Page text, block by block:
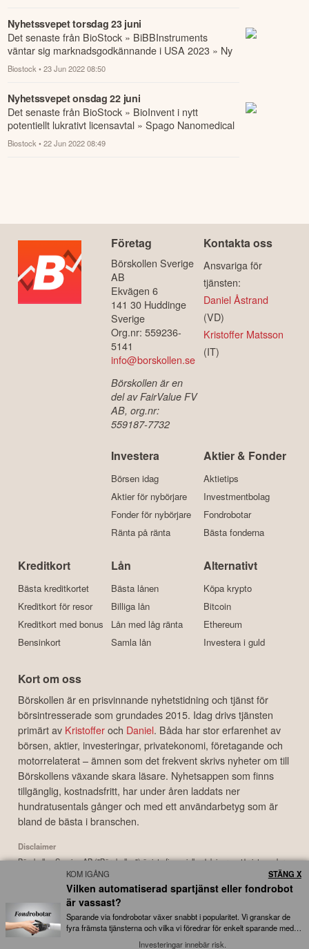
Nyhetssvepet torsdag 23 juni
Det senaste från BioStock » BiBBInstruments
väntar sig marknadsgodkännande i USA 2023 » Ny
ledning i Cyxone » BioInvent i nytt potentiellt ...
Biostock • 23 Jun 2022 08:50
Nyhetssvepet onsdag 22 juni
Det senaste från BioStock » BioInvent i nytt
potentiellt lukrativt licensavtal » Spago Nanomedical
tar kliv med kapitalinjektion » CombiGen...
Biostock • 22 Jun 2022 08:49
Företag
Börskollen Sverige
AB
Ekvägen 6
141 30 Huddinge
Sverige
Org.nr: 559236-
5141
info@borskollen.se
Börskollen är en
del av FairValue FV
AB, org.nr:
559187-7732
Kontakta oss
Ansvariga för
tjänsten:
Daniel Åstrand
(VD)
Kristoffer Matsson
(IT)
Investera
Börsen idag
Aktier för nybörjare
Fonder för nybörjare
Ränta på ränta
Aktier & Fonder
Aktietips
Investmentbolag
Fondrobotar
Bästa fonderna
Kreditkort
Bästa kreditkortet
Kreditkort för resor
Kreditkort med bonus
Bensinkort
Lån
Bästa lånen
Billiga lån
Lån med låg ränta
Samla lån
Alternativt
Köpa krypto
Bitcoin
Ethereum
Investera i guld
Kort om oss
Börskollen är en prisvinnande nyhetstidning och tjänst för
börsintresserade som grundades 2015. Idag drivs tjänsten
primärt av Kristofferoch Daniel. Båda har stor erfarenhet av
börsen, aktier, investeringar, privatekonomi, företagande och
motorrelaterat – ämnen som det frekvent skrivs nyheter om till
Börskollens växande skara läsare. Nyhetsappen som finns
tillgänglig, kostnadsfritt, har under åren laddats ner
hundratusentals gånger och med ett användarbetyg som är
bland de bästa i branschen.
Disclaimer
Börskollen Sverige AB ("Börskollen") är inte finansiella rådgivare, står inte under
finansinspektionens tillsyn och ger inga råd till dig. Detta innebär att
investeringsbeslut baserade på information som direkt eller indirekt härrörande
från Börskollen eller personer med koppling till Börskollen, alltid fattas
självständigt av investeraren. Börskollen frånsäger sig allt ansvar för eventuell
förlust eller skada av vad slag det må vara som grundar sig på användandet av
material härrörande från tjänsten Börskollen.
KOM IGÅNG
Vilken automatiserad spartjänst eller fondrobot
är vassast?
Sparande via fondrobotar växer snabbt i popularitet. Vi granskar de
fyra främsta tjänsterna och vilka vi föredrar för enkelt sparande med
Investeringar innebär risk.
STÄNG X